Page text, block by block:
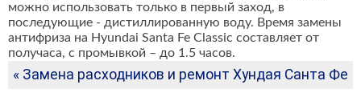
можно использовать только в первый заход, в
последующие - дистиллированную воду. Время замены
антифриза на Hyundai Santa Fe Classic составляет от
получаса, с промывкой – до 1.5 часов.
« Замена расходников и ремонт Хундая Санта Фе